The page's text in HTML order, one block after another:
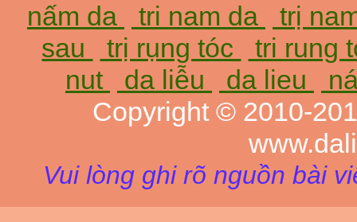
nấm da
tri nam da
trị
sau
trị rụng tóc
tri rung
nut
da liễu da lieu
Copyright © 2010-
Vui lòng ghi rõ nguồn bài